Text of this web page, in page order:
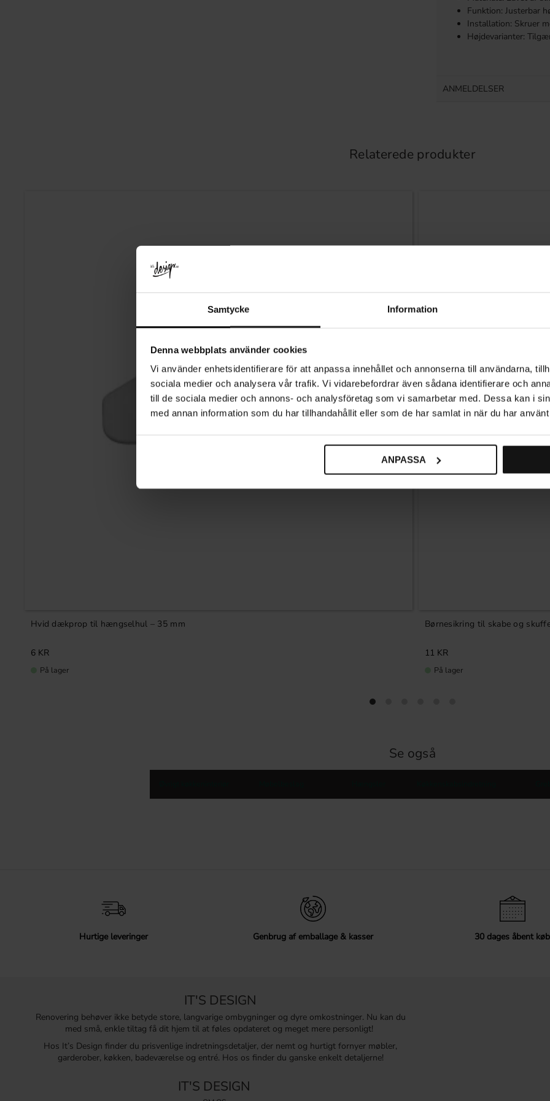
Samtycke Information
Denna webbplats använder cookies
Vi använder enhetsidentifierare för att anpassa innehållet och annonserna till användarna,
sociala medier och analysera vår trafik. Vi vidarebefordrar även sådana identifierare och
till de sociala medier och annons- och analysföretag som vi samarbetar med. Dessa kan i
med annan information som du har tillhandahållit eller som de har samlat in när du har
ANPASSA
Funktion: Justerbar
Installation: Skruer
Højdevarianter:
ANMELDELSER
Relaterede produkter
Hvid dækprop til hængselhul – 35 mm
6KR
På lager
Børnesikring til skabe og
11 KR
På lager
Se også
Hurtige leveringer Genbrug af emballage & kasser 30 dages åbent køb
IT'S DESIGN
Renovering behøver ikke betyde store, langvarige ombygninger og dyre omkostninger. Nu kan du
med små, enkle tiltag få dit hjem til at føles opdateret og meget mere personligt!
Hos It’s Design finder du prisvenlige indretningsdetaljer, der nemt og hurtigt fornyer møbler,
garderober, køkken, badeværelse og entré. Hos os finder du ganske enkelt detaljerne!
IT'S DESIGN